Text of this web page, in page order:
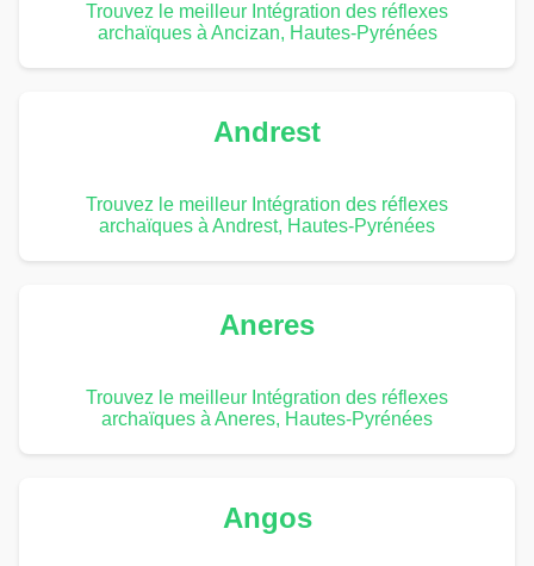
Trouvez le meilleur Intégration des réflexes
archaïques à Ancizan, Hautes-Pyrénées
Andrest
Trouvez le meilleur Intégration des réflexes
archaïques à Andrest, Hautes-Pyrénées
Aneres
Trouvez le meilleur Intégration des réflexes
archaïques à Aneres, Hautes-Pyrénées
Angos